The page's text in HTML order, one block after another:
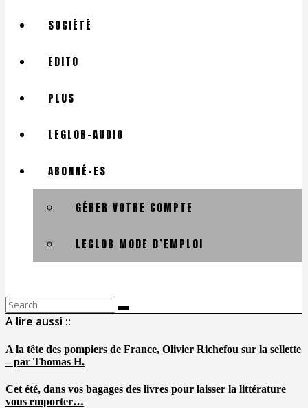
SOCIÉTÉ
EDITO
PLUS
LEGLOB-AUDIO
ABONNÉ-ES
GÉRER VOTRE COMPTE
LEGLOB MODE D’EMPLOI
Search
for:
A lire aussi ::
A la tête des pompiers de France, Olivier Richefou sur la sellette
– par Thomas H.
Cet été, dans vos bagages des livres pour laisser la littérature
vous emporter…